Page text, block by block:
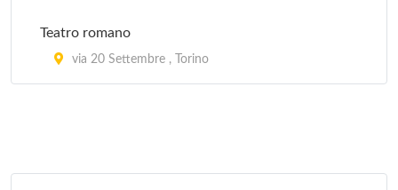
Teatro romano
via 20 Settembre , Torino